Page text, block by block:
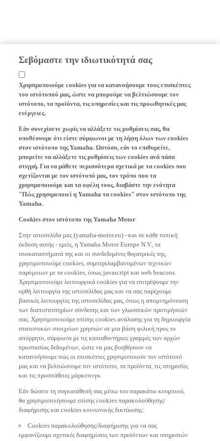
Σεβόμαστε την ιδιωτικότητά σας
Χρησιμοποιούμε cookies για να κατανοήσουμε τους επισκέπτες
του ιστότοπού μας, ώστε να μπορούμε να βελτιώσουμε τον
ιστότοπο, τα προϊόντα, τις υπηρεσίες και τις προωθητικές μας
ενέργειες.
Εάν συνεχίσετε χωρίς να αλλάξετε τις ρυθμίσεις σας, θα
υποθέσουμε ότι είστε σύμφωνοι με τη λήψη όλων των cookies
στον ιστότοπο της Yamaha. Ωστόσο, εάν το επιθυμείτε,
μπορείτε να αλλάξετε τις ρυθμίσεις των cookies ανά πάσα
στιγμή. Για να μάθετε περισσότερα σχετικά με τα cookies που
σχετίζονται με τον ιστότοπό μας, τον τρόπο που τα
χρησιμοποιούμε και τα οφέλη τους, διαβάστε την ενότητα
"Πώς χρησιμοποιεί η Yamaha τα cookies" στον ιστότοπο της
Yamaha.
Cookies στον ιστότοπο της Yamaha Motor
Στην ιστοσελίδα μας (yamaha-motor.eu) - και σε κάθε τοπική
έκδοση αυτής - εμείς, η Yamaha Motor Europe N.V., τα
υποκαταστήματά της και οι συνδεδεμένες θυγατρικές της,
χρησιμοποιούμε cookies, συμπεριλαμβανομένων τεχνικών
παρόμοιων με τα cookies, όπως javascript και web beacons.
Χρησιμοποιούμε λειτουργικά cookies για να επιτρέψουμε την
ορθή λειτουργία της ιστοσελίδας μας και να σας παρέχουμε
βασικές λειτουργίες της ιστοσελίδας μας, όπως η απομνημόνευση
των διαπιστευτηρίων σύνδεσης και των γλωσσικών προτιμήσεών
σας. Χρησιμοποιούμε επίσης cookies ανάλυσης για τη δημιουργία
στατιστικών στοιχείων χρηστών σε μια βάση φιλική προς το
απόρρητο, σύμφωνα με τις κατευθυντήριες γραμμές των αρχών
προστασίας δεδομένων, ώστε να μας βοηθήσουν να
κατανοήσουμε πώς οι επισκέπτες χρησιμοποιούν τον ιστότοπό
μας και να βελτιώσουμε τον ιστότοπο, τα προϊόντα, τις υπηρεσίες
και τις προσπάθειες μάρκετινγκ.
Εάν δώσετε τη συγκατάθεσή σας μέσω του παρακάτω κουμπιού,
θα χρησιμοποιήσουμε επίσης cookies παρακολούθησης/
διαφήμισης και cookies κοινωνικής δικτύωσης:
Cookies παρακολούθησης/διαφήμισης για να σας
εμφανίζουμε σχετικές διαφημίσεις των προϊόντων και υπηρεσιών